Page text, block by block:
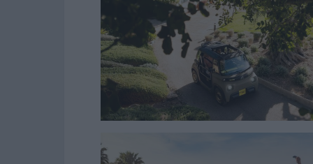
©Maison Vignaux@Continentalproductions